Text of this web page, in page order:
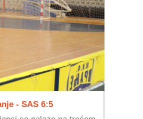
- SAS 6:5